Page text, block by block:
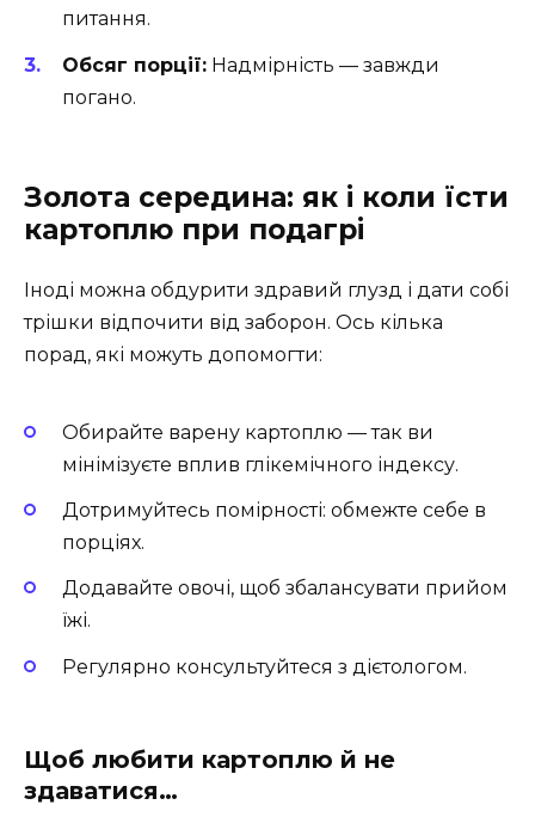
питання.
Обсяг порції: Надмірність — завжди
погано.
Золота середина: як і коли їсти
картоплю при подагрі
Іноді можна обдурити здравий глузд і дати собі
трішки відпочити від заборон. Ось кілька
порад, які можуть допомогти:
Обирайте варену картоплю — так ви
мінімізуєте вплив глікемічного індексу.
Дотримуйтесь помірності: обмежте себе в
порціях.
Додавайте овочі, щоб збалансувати прийом
їжі.
Регулярно консультуйтеся з дієтологом.
Щоб любити картоплю й не
здаватися…